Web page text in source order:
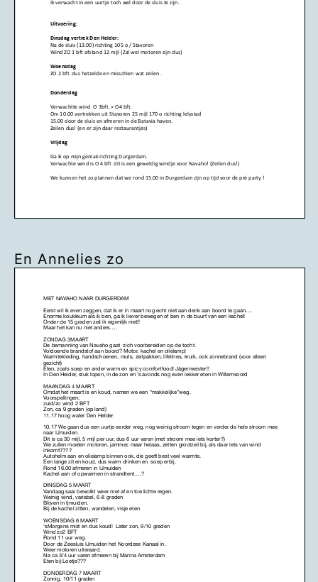
En Annelies zo